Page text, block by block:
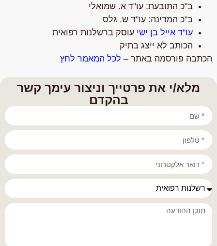
מלא/י את פרטייך וניצור עימך קשר
בהקדם
ב"כ התובעת: עו"ד א. שמואלי
ב"כ המדינה: עו"ד ש. גלס
עו"ד אייל בן ישיעוסק ברשלנות רפואית
הכותב לא ייצג בתיק
הכתבה פורסמה באתר – לכל המאמר לחץ